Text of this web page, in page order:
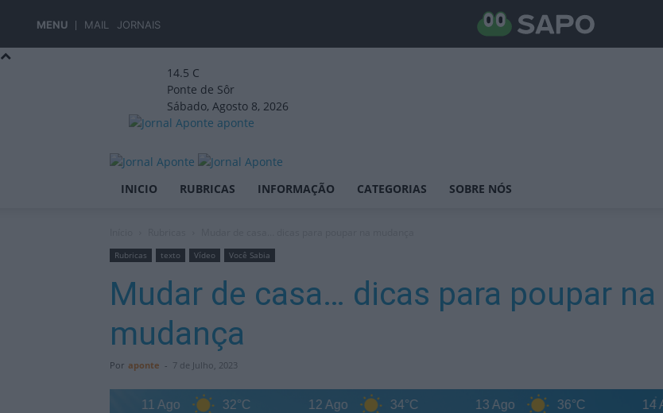
MENU MAIL JORNAIS
14.5 C
Ponte de Sôr
Sábado, Agosto 8, 2026
aponte
INICIO RUBRICAS INFORMAÇÃO CATEGORIAS SOBRE NÓS
Rubricas texto Vídeo Você Sabia
Mudar de casa… dicas para poupar na
mudança
Por aponte - 7 de Julho, 2023
32°C 34°C 36°C